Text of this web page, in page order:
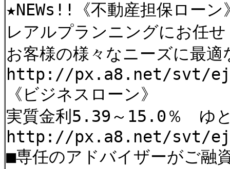
★NEWs!!《不動産担保ローン
レアルプランニングにお任
お客様の様々なニーズに最
http://px.a8.net/svt/
《ビジネスローン》
実質金利5.39～15.0％ ゆと
http://px.a8.net/svt/
■専任のアドバイザーがご融